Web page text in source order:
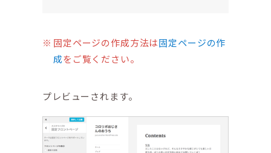
固定ページの作成方法は固定ページの作
成をご覧ください。
プレビューされます。